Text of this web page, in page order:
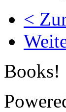
<
Books!